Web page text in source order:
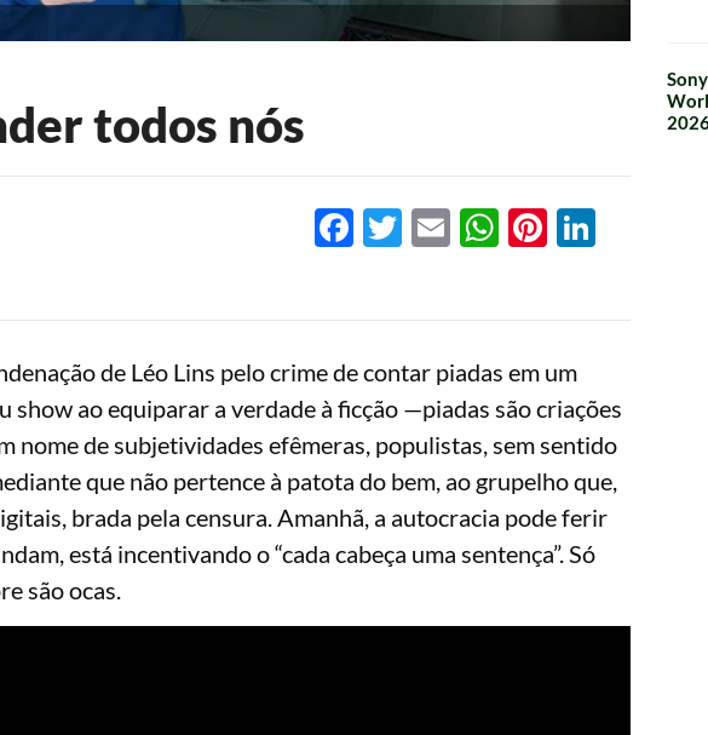
todos nós
Facebook
Twitter
EmailWhatsApp
Pinterest
de Léo Lins pelo crime de contar piadas em um
show ao equiparar a verdade à ficção —piadas são criações
nome de subjetividades efêmeras, populistas, sem sentido
que não pertence à patota do bem, ao grupelho que,
brada pela censura. Amanhã, a autocracia pode ferir
está incentivando o “cada cabeça uma sentença”. Só
são ocas.